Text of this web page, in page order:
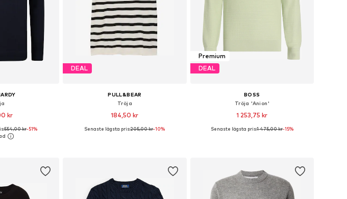
kr
M, L, XL, XXL
554,00 kr-51%
DEAL
PULL&BEAR
Tröja
184,50 kr
Tillgängliga storlekar: XS, S, M, L, XL
Senaste lägsta pris:205,00 kr-10%
Premium
DEAL
BOSS
Tröja 'Anion'
1 253,75 kr
Tillgängliga storlekar: S, M, L, XL, XXL
Senaste lägsta pris:1 475,00 kr-15%